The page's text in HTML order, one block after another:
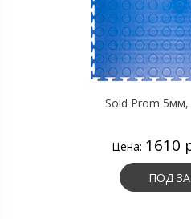
Sold Prom
Цена: 1610
ПОД